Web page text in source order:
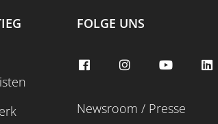
FOLGE UNS
Newsroom / Presse